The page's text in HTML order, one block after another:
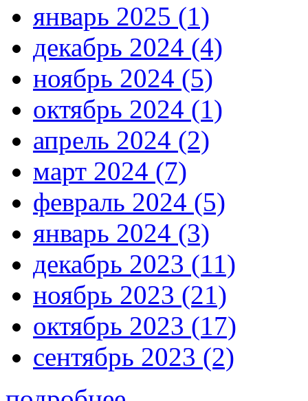
январь 2025 (1)
декабрь 2024 (4)
ноябрь 2024 (5)
октябрь 2024 (1)
апрель 2024 (2)
март 2024 (7)
февраль 2024 (5)
январь 2024 (3)
декабрь 2023 (11)
ноябрь 2023 (21)
октябрь 2023 (17)
сентябрь 2023 (2)